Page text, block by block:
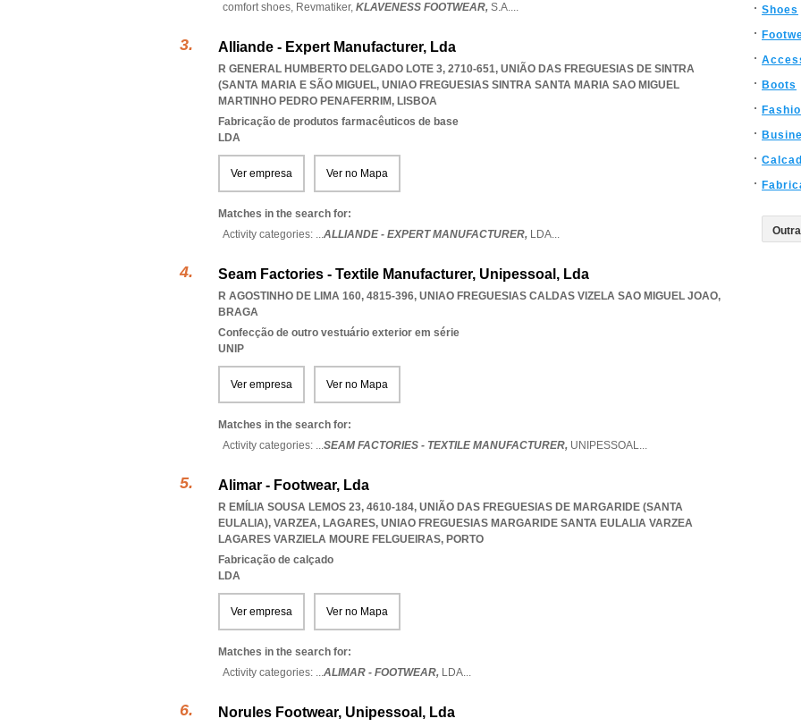
comfort shoes, Revmatiker, KLAVENESS FOOTWEAR, S.A....
Alliande - Expert Manufacturer, Lda
R GENERAL HUMBERTO DELGADO LOTE 3, 2710-651, UNIÃO DAS FREGUESIAS DE SINTRA
(SANTA MARIA E SÃO MIGUEL, UNIAO FREGUESIAS SINTRA SANTA MARIA SAO MIGUEL
MARTINHO PEDRO PENAFERRIM, LISBOA
Fabricação de produtos farmacêuticos de base
LDA
Ver empresa Ver no Mapa
Matches in the search for:
Activity categories: ...ALLIANDE - EXPERT MANUFACTURER, LDA...
Seam Factories - Textile Manufacturer, Unipessoal, Lda
R AGOSTINHO DE LIMA 160, 4815-396, UNIAO FREGUESIAS CALDAS VIZELA SAO MIGUEL JOAO,
BRAGA
Confecção de outro vestuário exterior em série
UNIP
Ver empresa Ver no Mapa
Matches in the search for:
Activity categories: ...SEAM FACTORIES - TEXTILE MANUFACTURER, UNIPESSOAL...
Alimar - Footwear, Lda
R EMÍLIA SOUSA LEMOS 23, 4610-184, UNIÃO DAS FREGUESIAS DE MARGARIDE (SANTA
EULALIA), VARZEA, LAGARES, UNIAO FREGUESIAS MARGARIDE SANTA EULALIA VARZEA
LAGARES VARZIELA MOURE FELGUEIRAS, PORTO
Fabricação de calçado
LDA
Ver empresa Ver no Mapa
Matches in the search for:
Activity categories: ...ALIMAR - FOOTWEAR, LDA...
Norules Footwear, Unipessoal, Lda
Shoes
Boots